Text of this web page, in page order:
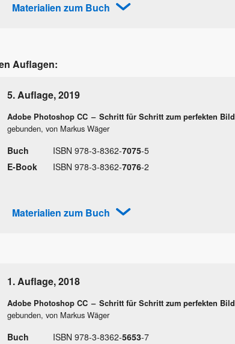
Materialien zum Buch
Auflagen:
5. Auflage,2019
Adobe Photoshop CC – Schritt für Schritt zum perfekten Bild
gebunden, von Markus Wäger
Buch ISBN 978-3-8362-7075-5
E-Book
ISBN 978-3-8362-7076-2
Materialien zum Buch
1. Auflage,2018
Adobe Photoshop CC – Schritt für Schritt zum perfekten Bild
gebunden, von Markus Wäger
Buch ISBN 978-3-8362-5653-7